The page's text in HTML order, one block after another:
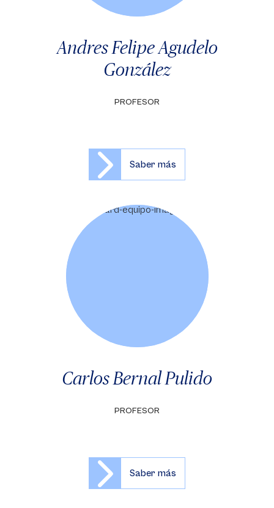
Andres Felipe Agudelo
González
PROFESOR
Saber más
Carlos Bernal Pulido
PROFESOR
Saber más